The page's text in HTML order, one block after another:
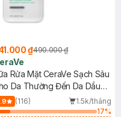
₫490.000 ₫
Rửa Mặt CeraVe Sạch Sâu
Da Thường Đến Da Dầu
(116)
1.5k/tháng
17%